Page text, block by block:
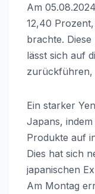
Am
12,40
brachte.
lässt sich auf
zurückführen,
Ein starker
Japans,
Produkte auf
Dies hat sich
japanischen
Am Montag